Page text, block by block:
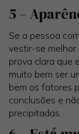
5 –
Se a pessoa
vestir-se melhor
prova clara que
muito bem ser
bem os fatores
conclusões e
precipitadas.